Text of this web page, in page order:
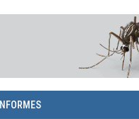
INFORMES